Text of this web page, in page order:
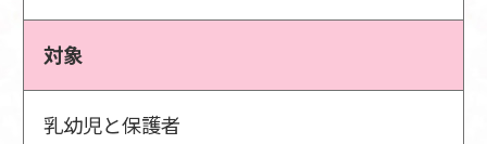
対象
乳幼児と保護者